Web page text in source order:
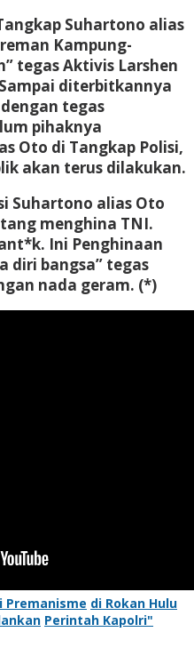
Suhartono alias
Kampung-
tegas Aktivis Larshen
Sampai diterbitkannya
tegas
pihaknya
Oto di Tangkap Polisi,
akan terus dilakukan.
Suhartono alias Oto
menghina TNI.
Ini Penghinaan
diri bangsa” tegas
nada geram. (*)
Premanisme di Rokan Hulu
Perintah Kapolri"